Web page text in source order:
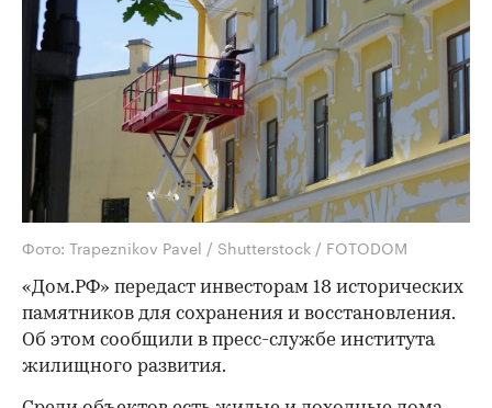
Фото: Trapeznikov Pavel / Shutterstock / FOTODOM
«Дом.РФ» передаст инвесторам 18 исторических
памятников для сохранения и восстановления.
Об этом сообщили в пресс-службе института
жилищного развития.